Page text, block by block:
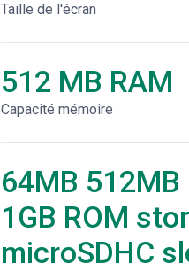
Taille de l'écran
512 MB RAM
Capacité mémoire
64MB 512MB
1GB ROM
microSDHC